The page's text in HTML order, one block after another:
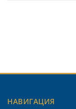
НАВИГАЦИЯ